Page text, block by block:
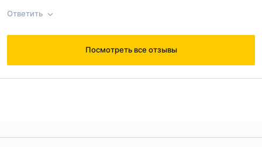
правилами публикации на сайте
Отправить комментарий
Ответить
@Лилия
Посмотреть все отзывы